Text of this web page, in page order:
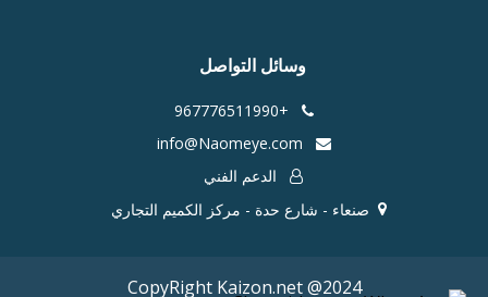
وسائل التواصل
+967776511990
الدعم الفني
صنعاء - شارع حدة - مركز الكميم التجاري
CopyRight Kaizon.net @2024